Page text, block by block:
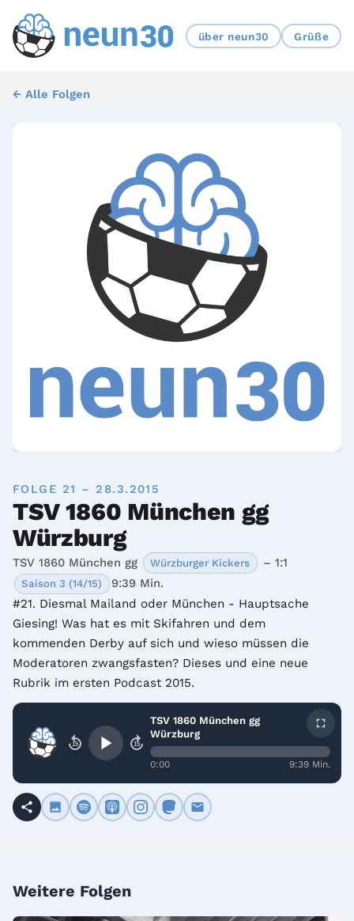
über neun30 Grüße
← Alle Folgen
FOLGE 21 – 28.3.2015
TSV 1860 München gg
Würzburg
TSV 1860 München gg Würzburger Kickers – 1:1
Saison 3 (14/15)
9:39 Min.
#21. Diesmal Mailand oder München - Hauptsache
Giesing! Was hat es mit Skifahren und dem
kommenden Derby auf sich und wieso müssen die
Moderatoren zwangsfasten? Dieses und eine neue
Rubrik im ersten Podcast 2015.
15 15
TSV 1860 München gg
Würzburg
0:00 9:39 Min.
Weitere Folgen